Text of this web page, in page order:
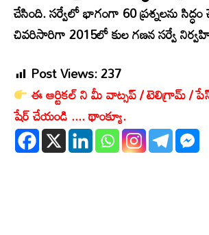
చేసింది. సర్వేలో భాగంగా 60 ప్రశ్నలను
చివరిసారిగా 2015లో కుల గణన సర్వే
Post Views:237
ఈ ఆర్టికల్ ని మీ వాట్సప్ / టెలిగ్రామ్ /
షేర్ చేయండి .... థాంక్యూ.